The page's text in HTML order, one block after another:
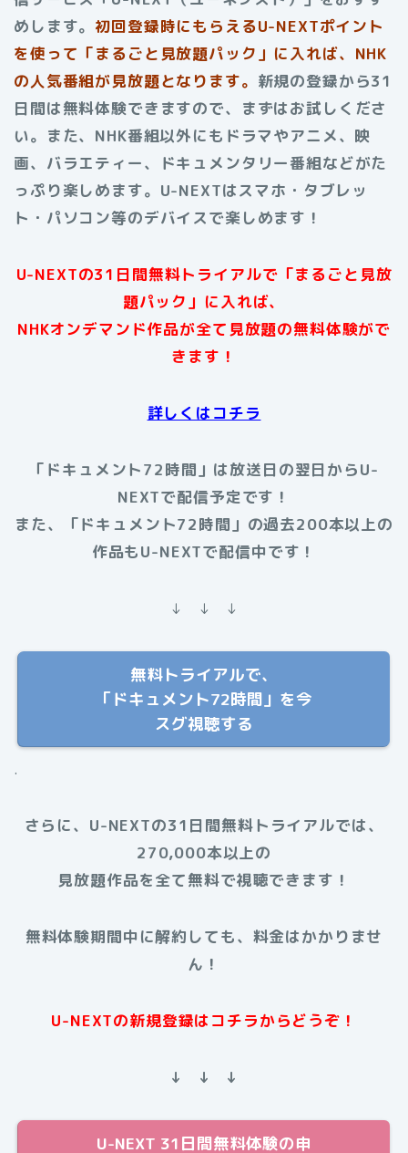
めします。 初回登録時にもらえるU-NEXTポイント
を使って「まるごと見放題パック」に入れば、NHK
の人気番組が見放題となります。 新規の登録から31
日間は無料体験できますので、まずはお試しくださ
い。また、NHK番組以外にもドラマやアニメ、映
画、バラエティー、ドキュメンタリー番組などがた
っぷり楽しめます。U-NEXTはスマホ・タブレッ
ト・パソコン等のデバイスで楽しめます！
U-NEXTの31日間無料トライアルで「まるごと見放
題パック」に入れば、
NHKオンデマンド作品が全て見放題の無料体験がで
きます！
詳しくはコチラ
「ドキュメント72時間」は放送日の翌日からU-
NEXTで配信予定です！
また、「ドキュメント72時間」の過去200本以上の
作品もU-NEXTで配信中です！
↓ ↓ ↓
無料トライアルで、
「ドキュメント72時間」を今
スグ視聴する
.
さらに、U-NEXTの31日間無料トライアルでは、
270,000本以上の
見放題作品を全て無料で視聴できます！
無料体験期間中に解約しても、料金はかかりませ
ん！
U-NEXTの新規登録はコチラからどうぞ！
↓ ↓ ↓
U-NEXT 31日間無料体験の申